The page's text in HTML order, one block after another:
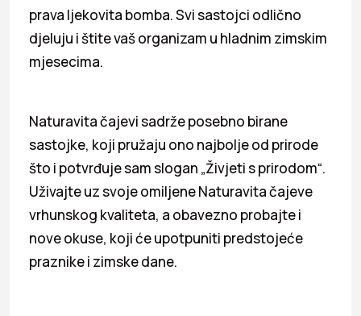
prava ljekovita bomba. Svi sastojci odlično
djeluju i štite vaš organizam u hladnim zimskim
mjesecima.
Naturavita čajevi sadrže posebno birane
sastojke, koji pružaju ono najbolje od prirode
što i potvrđuje sam slogan „Živjeti s prirodom“.
Uživajte uz svoje omiljene Naturavita čajeve
vrhunskog kvaliteta, a obavezno probajte i
nove okuse, koji će upotpuniti predstojeće
praznike i zimske dane.